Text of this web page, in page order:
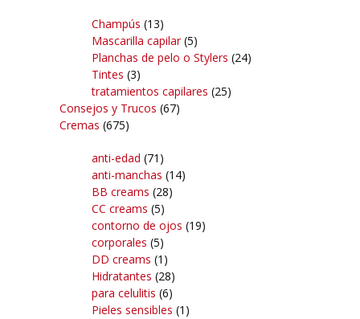
Champús (13)
Mascarilla capilar(5)
Planchas de pelo o Stylers (24)
Tintes (3)
tratamientos capilares (25)
Consejos y Trucos (67)
Cremas (675)
anti-edad (71)
anti-manchas (14)
BB creams (28)
CC creams (5)
contorno de ojos (19)
corporales (5)
DD creams (1)
Hidratantes (28)
para celulitis (6)
Pieles sensibles (1)